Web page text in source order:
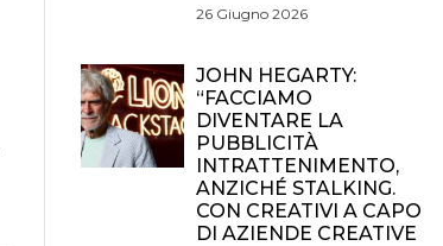
26 Giugno 2026
JOHN HEGARTY:
“FACCIAMO
DIVENTARE LA
PUBBLICITÀ
INTRATTENIMENTO,
ANZICHÉ STALKING.
CON CREATIVI A CAPO
DI AZIENDE CREATIVE